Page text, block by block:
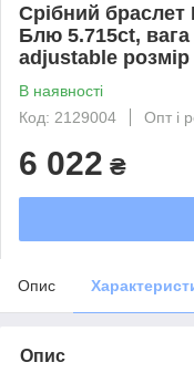
Срібний
Блю 5.715ct, вага
adjustable розмір
В наявності
Код: 2129004
Опт і
6 022 ₴
Опис
Опис